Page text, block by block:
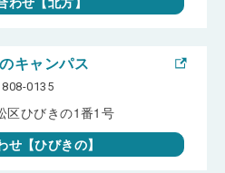
キャンパス
808-0135
区ひびきの1番1号
せ【ひびきの】